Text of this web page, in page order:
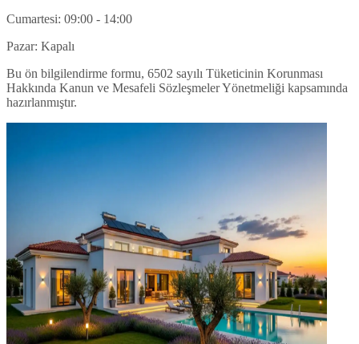
Cumartesi: 09:00 - 14:00
Pazar: Kapalı
Bu ön bilgilendirme formu, 6502 sayılı Tüketicinin Korunması
Hakkında Kanun ve Mesafeli Sözleşmeler Yönetmeliği kapsamında
hazırlanmıştır.